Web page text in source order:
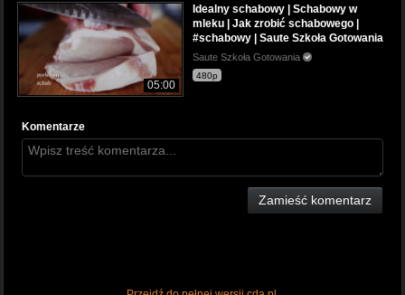
05:00
Idealny schabowy | Schabowy w
mleku | Jak zrobić schabowego |
#schabowy | Saute Szkoła Gotowania
Saute Szkoła Gotowania
480p
Komentarze
Zamieść komentarz